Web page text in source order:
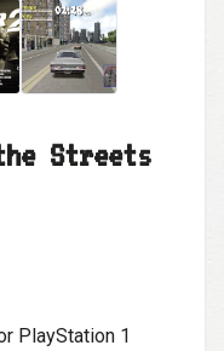
Streets
PlayStation 1